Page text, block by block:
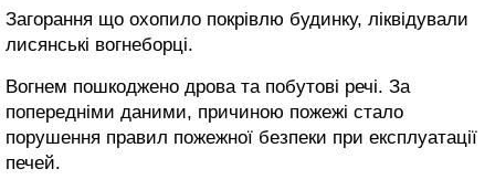
Загорання що охопило покрівлю будинку, ліквідували
лисянські вогнеборці.
Вогнем пошкоджено дрова та побутові речі. За
попередніми даними, причиною пожежі стало
порушення правил пожежної безпеки при експлуатації
печей.